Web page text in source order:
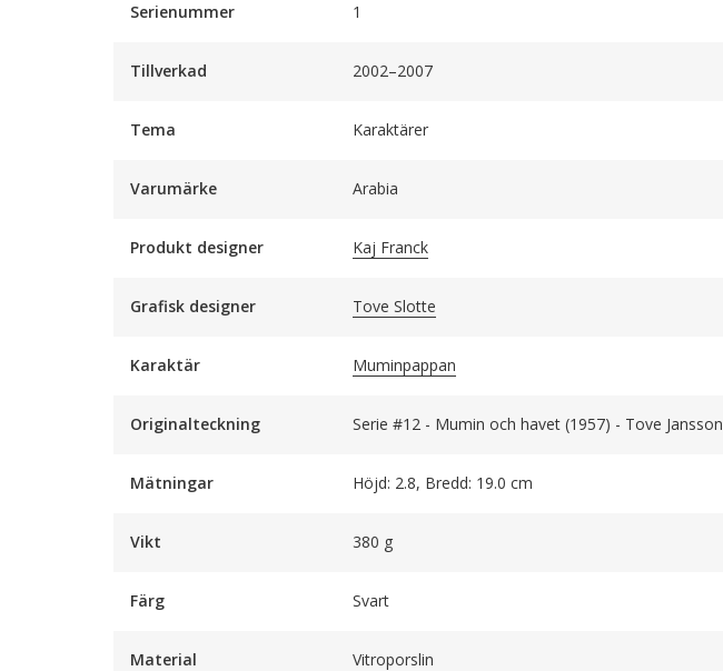
Serienummer 1
Tillverkad 2002–2007
Tema Karaktärer
Varumärke Arabia
Produkt designer Kaj Franck
Grafisk designer Tove Slotte
Karaktär Muminpappan
Originalteckning Serie #12 - Mumin och havet (1957) - Tove Jansson
Mätningar Höjd: 2.8, Bredd: 19.0 cm
Vikt 380 g
Färg Svart
Material Vitroporslin